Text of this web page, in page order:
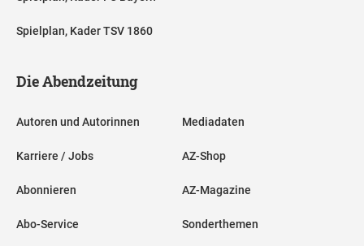
Spielplan, Kader TSV 1860
Die Abendzeitung
Autoren und Autorinnen
Karriere / Jobs
Abonnieren
Abo-Service
Mediadaten
AZ-Shop
AZ-Magazine
Sonderthemen